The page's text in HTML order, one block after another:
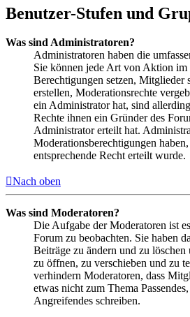
Benutzer-Stufen und
Was sind Administratoren?
Administratoren haben die
Sie können jede Art von Aktion
Berechtigungen setzen, Mitglieder
erstellen, Moderationsrechte
ein Administrator hat, sind
Rechte ihnen ein Gründer des
Administrator erteilt hat.
Moderationsberechtigungen
entsprechende Recht erteilt wurde.
Nach oben
Was sind Moderatoren?
Die Aufgabe der Moderatoren ist
Forum zu beobachten. Sie haben
Beiträge zu ändern und zu
zu öffnen, zu verschieben und zu
verhindern Moderatoren, dass
etwas nicht zum Thema
Angreifendes schreiben.